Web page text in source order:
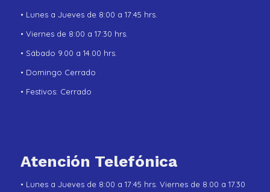
• Lunes a Jueves de 8:00 a 17:45 hrs.
• Viernes de 8:00 a 17:30 hrs.
• Sábado 9.00 a 14.00 hrs.
• Domingo Cerrado
• Festivos: Cerrado
Atención Telefónica
• Lunes a Jueves de 8:00 a 17:45 hrs. Viernes de 8.00 a 17.30